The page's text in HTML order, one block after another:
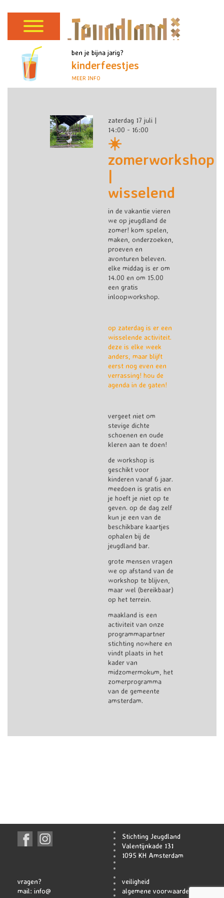
ben je bijna jarig?
kinderfeestjes
MEER INFO
zaterdag 17 juli |
14:00 - 16:00
☀️
zomerworkshop
|
wisselend
in de vakantie vieren
we op jeugdland de
zomer! kom spelen,
maken, onderzoeken,
proeven en
avonturen beleven.
elke middag is er om
14.00 en om 15.00
een gratis
inloopworkshop.
op zaterdag is er een
wisselende activiteit.
deze is elke week
anders, maar blijft
eerst nog even een
verrassing! hou de
agenda in de gaten!
vergeet niet om
stevige dichte
schoenen en oude
kleren aan te doen!
de workshop is
geschikt voor
kinderen vanaf 6 jaar.
meedoen is gratis en
je hoeft je niet op te
geven. op de dag zelf
kun je een van de
beschikbare kaartjes
ophalen bij de
jeugdland bar.
grote mensen vragen
we op afstand van de
workshop te blijven,
maar wel (bereikbaar)
op het terrein.
maakland is een
activiteit van onze
programmapartner
stichting nowhere en
vindt plaats in het
kader van
midzomermokum, het
zomerprogramma
van de gemeente
amsterdam.
Stichting Jeugdland
Valentijnkade 131
1095 KH Amsterdam
vragen?
mail: info@
veiligheid
algemene voorwaarden